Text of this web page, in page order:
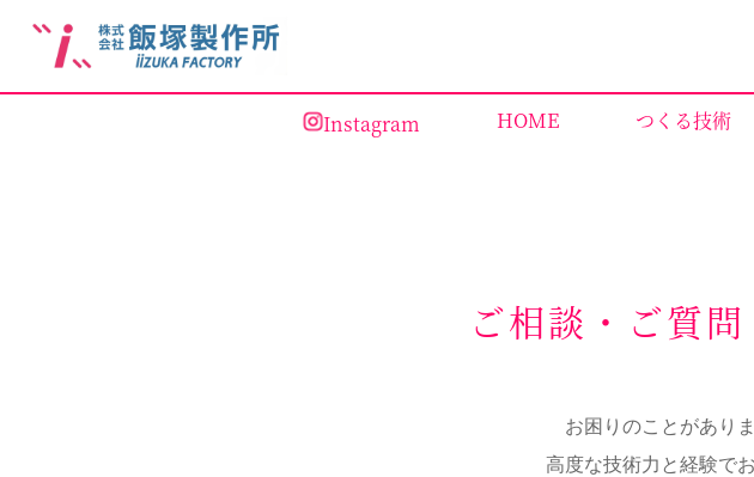
Instagram HOME つくる技術
ご相談・ご質
お困りのことがあり
高度な技術力と経験で